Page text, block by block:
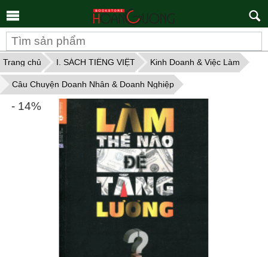
kiếm
Trang chủ I. SÁCH TIẾNG VIỆT Kinh Doanh & Việc Làm
Câu Chuyện Doanh Nhân & Doanh Nghiệp
- 14%